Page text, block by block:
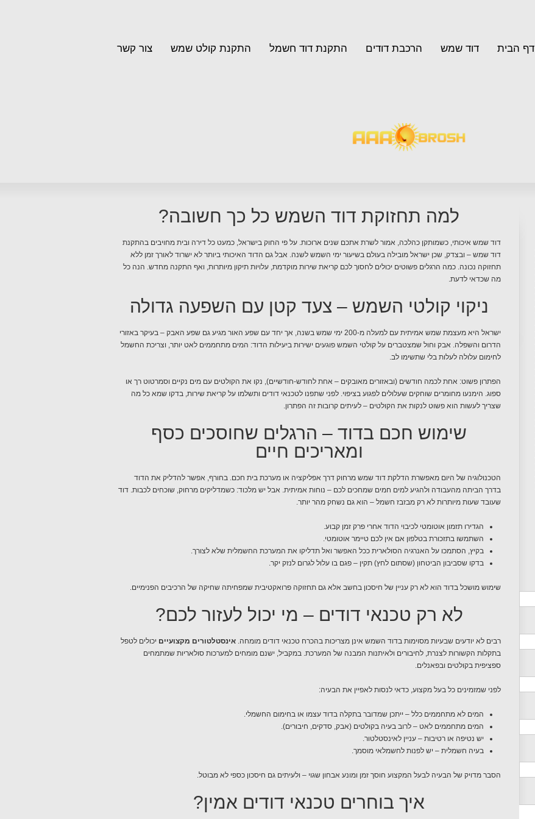
דף הבית דוד שמש הרכבת דודים התקנת דוד חשמל התקנת קולט שמש צור קשר
למה תחזוקת דוד השמש כל כך חשובה?
דוד שמש איכותי, כשמותקן כהלכה, אמור לשרת אתכם שנים ארוכות. על פי החוק בישראל, כמעט כל דירה ובית מחויבים בהתקנת
דוד שמש – ובצדק, שכן ישראל מובילה בעולם בשיעור ימי השמש לשנה. אבל גם הדוד האיכותי ביותר לא ישרוד לאורך זמן ללא
תחזוקה נכונה. כמה הרגלים פשוטים יכולים לחסוך לכם קריאת שירות מוקדמת, עלויות תיקון מיותרות, ואף התקנה מחדש. הנה כל
מה שכדאי לדעת.
ניקוי קולטי השמש – צעד קטן עם השפעה גדולה
ישראל היא מעצמת שמש אמיתית עם למעלה מ-200 ימי שמש בשנה, אך יחד עם שפע האור מגיע גם שפע האבק – בעיקר באזורי
הדרום והשפלה. אבק וחול שמצטברים על קולטי השמש פוגעים ישירות ביעילות הדוד: המים מתחממים לאט יותר, וצריכת החשמל
לחימום עלולה לעלות בלי שתשימו לב.
הפתרון פשוט: אחת לכמה חודשים (ובאזורים מאובקים – אחת לחודש-חודשיים), נקו את הקולטים עם מים נקיים וסמרטוט רך או
ספוג. הימנעו מחומרים שוחקים שעלולים לפגוע בציפוי. לפני שתפנו לטכנאי דודים ותשלמו על קריאת שירות, בדקו שמא כל מה
שצריך לעשות הוא פשוט לנקות את הקולטים – לעיתים קרובות זה הפתרון.
שימוש חכם בדוד – הרגלים שחוסכים כסף
ומאריכים חיים
הטכנולוגיה של היום מאפשרת הדלקת דוד שמש מרחוק דרך אפליקציה או מערכת בית חכם. בחורף, אפשר להדליק את הדוד
בדרך הביתה מהעבודה ולהגיע למים חמים שמחכים לכם – נוחות אמיתית. אבל יש מלכוד: כשמדליקים מרחוק, שוכחים לכבות. דוד
שעובד שעות מיותרות לא רק מבזבז חשמל – הוא גם נשחק מהר יותר.
הגדירו תזמון אוטומטי לכיבוי הדוד אחרי פרק זמן קבוע.
השתמשו בתזכורת בטלפון אם אין לכם טיימר אוטומטי.
בקיץ, הסתמכו על האנרגיה הסולארית ככל האפשר ואל תדליקו את המערכת החשמלית שלא לצורך.
בדקו שסביבון הביטחון (שסתום לחץ) תקין – פגם בו עלול לגרום לנזק יקר.
שימוש מושכל בדוד הוא לא רק עניין של חיסכון בחשב אלא גם תחזוקה פרואקטיבית שמפחיתה שחיקה של הרכיבים הפנימיים.
לא רק טכנאי דודים – מי יכול לעזור לכם?
רבים לא יודעים שבעיות מסוימות בדוד השמש אינן מצריכות בהכרח טכנאי דודים מומחה. אינסטלטורים מקצועיים יכולים לטפל
בתקלות הקשורות לצנרת, לחיבורים ולאיתנות המבנה של המערכת. במקביל, ישנם מומחים למערכות סולאריות שמתמחים
ספציפית בקולטים ובפאנלים.
לפני שמזמינים כל בעל מקצוע, כדאי לנסות לאפיין את הבעיה:
המים לא מתחממים כלל – ייתכן שמדובר בתקלה בדוד עצמו או בחימום החשמלי.
המים מתחממים לאט – לרוב בעיה בקולטים (אבק, סדקים, חיבורים).
יש נטיפה או רטיבות – עניין לאינסטלטור.
בעיה חשמלית – יש לפנות לחשמלאי מוסמך.
הסבר מדויק של הבעיה לבעל המקצוע חוסך זמן ומונע אבחון שגוי – ולעיתים גם חיסכון כספי לא מבוטל.
איך בוחרים טכנאי דודים אמין?